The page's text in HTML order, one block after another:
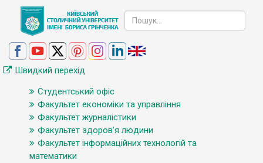
Швидкий перехід
Студентський офіс
Факультет економіки та управління
Факультет журналістики
Факультет здоров’я людини
Факультет інформаційних технологій та
математики